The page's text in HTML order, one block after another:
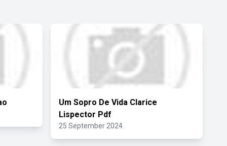
Um Sopro De Vida Clarice
Lispector Pdf
25 September 2024